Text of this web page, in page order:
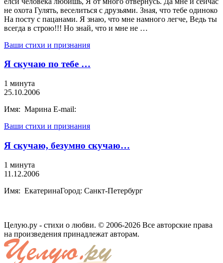
не охота Гулять, веселиться с друзьями. Зная, что тебе одиноко
На посту с пацанами. Я знаю, что мне намного легче, Ведь ты
всегда в строю!!! Но знай, что и мне не …
Ваши стихи и признания
Я скучаю по тебе …
1 минута
25.10.2006
Имя: Марина E-mail:
Ваши стихи и признания
Я скучаю, безумно скучаю…
1 минута
11.12.2006
Имя: ЕкатеринаГород: Санкт-Петербург
Целую.ру - стихи о любви. © 2006-2026 Все авторские права
на произведения принадлежат авторам.